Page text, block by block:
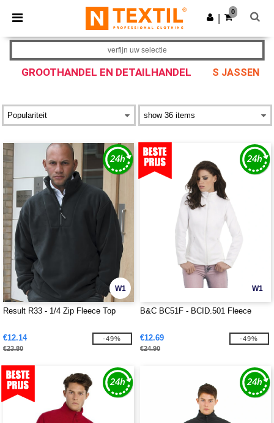
× Ntextil-app
Betere prijzen in de app!
Download app
0
GROOTHANDEL EN DETAILHANDEL S JASSEN
verfijn uw selectie
W1
Result R33 - 1/4 Zip Fleece Top
€12.14
€23.80
-49%
W1
B&C BC51F - BCID.501 Fleece
€12.69
€24.90
-49%